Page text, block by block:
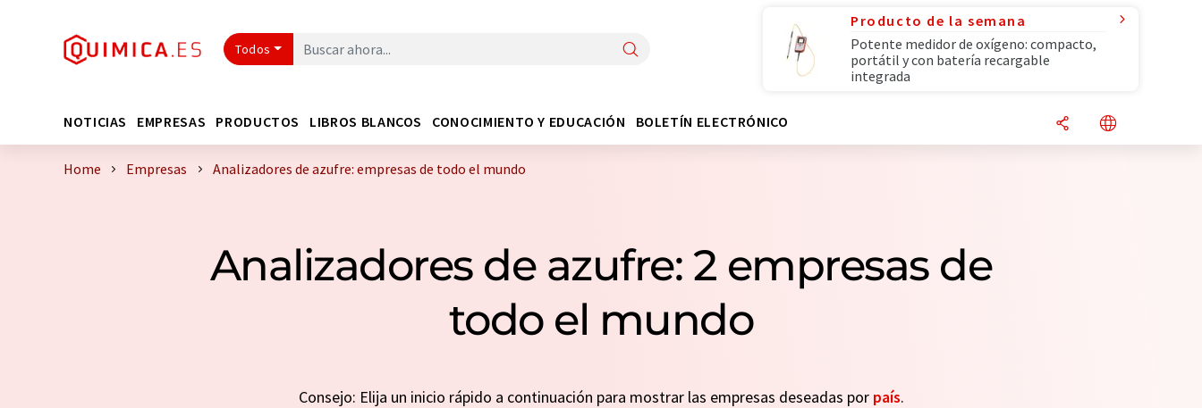
Todos
Producto de la semana
Potente medidor de oxígeno: compacto,
portátil y con batería recargable
integrada
NOTICIAS EMPRESAS PRODUCTOS LIBROS BLANCOS CONOCIMIENTO Y EDUCACIÓN BOLETÍN ELECTRÓNICO
Home Empresas Analizadores de azufre: empresas de todo el mundo
Analizadores de azufre: 2 empresas de
todo el mundo
Consejo: Elija un inicio rápido a continuación para mostrar las empresas deseadas por país.